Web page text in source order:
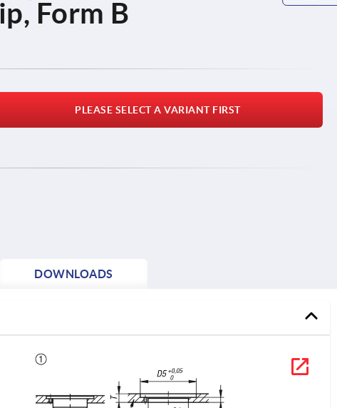
Form B
PLEASE SELECT A VARIANT FIRST
DOWNLOADS